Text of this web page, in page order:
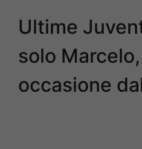
Ultime
solo
occasione